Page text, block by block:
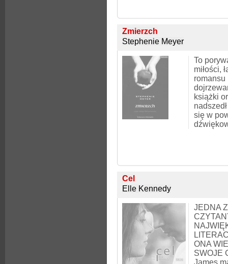
Zmierzch
Stephenie Meyer
To
miłości,
książki
się w
Cel
Elle Kennedy
JEDNA
ONA
SWOJE
James